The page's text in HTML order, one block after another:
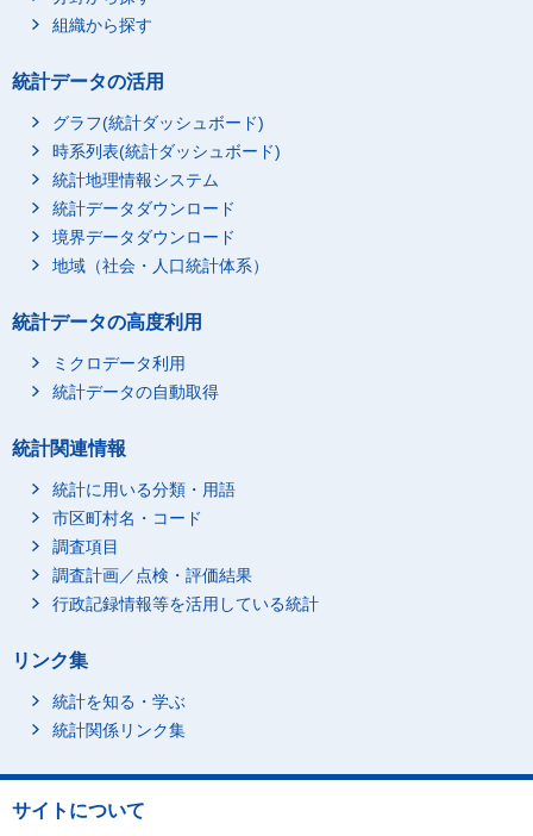
組織から探す
統計データの活用
グラフ(統計ダッシュボード)
時系列表(統計ダッシュボード)
統計地理情報システム
統計データダウンロード
境界データダウンロード
地域（社会・人口統計体系）
統計データの高度利用
ミクロデータ利用
統計データの自動取得
統計関連情報
統計に用いる分類・用語
市区町村名・コード
調査項目
調査計画／点検・評価結果
行政記録情報等を活用している統計
リンク集
統計を知る・学ぶ
統計関係リンク集
サイトについて